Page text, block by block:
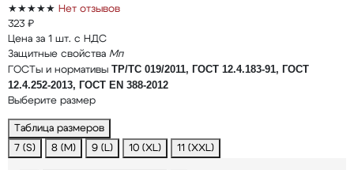
★★★★★ Нет отзывов
323 ₽
Цена за 1 шт. с НДС
Защитные свойства Мп
ГОСТы и нормативы ТР/ТС 019/2011, ГОСТ 12.4.183-91, ГОСТ
12.4.252-2013, ГОСТ EN 388-2012
Выберите размер
Таблица размеров
7 (S)
8 (M) 9 (L) 10 (XL) 11 (XXL)